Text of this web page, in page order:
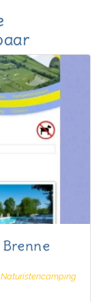
Naturistencamping